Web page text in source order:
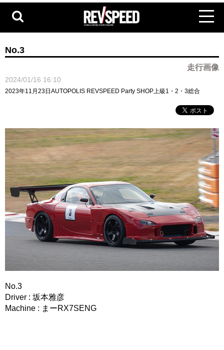
No.3
走行画像
2024/01/16 16:10
2023年11月23日AUTOPOLIS REVSPEED Party SHOP上級1・2・3総合
No.3
Driver : 坂本雅彦
Machine : まーRX7SENG